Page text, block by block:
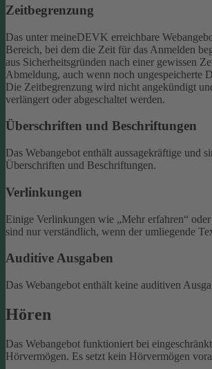
Zeitbegrenzung
Das unter meineDEVK erreichbare
Bereich, bei dem die Zeit für das Anmelden
aus Sicherheitsgründen nach einer gewissen
Abmeldung, auch wenn noch ungespeicherte
Die Zeitbegrenzung wird nicht angekündigt
verlängert oder abgeschaltet werden.
Überschriften und Beschriftungen
Das Webangebot enthält aussagekräftige und
Überschriften und Beschriftungen.
Verlinkungen
Einige Verlinkungen wie „Mehr erfahren“
sind nur verständlich, wenn der umliegende
Auditive Ausgaben
Das Webangebot enthält keine auditiven
Hören
Das Webangebot funktioniert bei
Hörvermögen. Es setzt kein Hörvermögen